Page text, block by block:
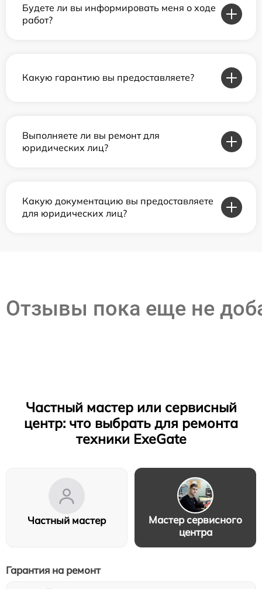
Будете ли вы информировать меня о ходе
работ?
Какую гарантию вы предоставляете?
Выполняете ли вы ремонт для
юридических лиц?
Какую документацию вы предоставляете
для юридических лиц?
Отзывы пока еще не
Частный мастер или сервисный
центр: что выбрать для ремонта
техники ExeGate
Частный мастер
Мастер сервисного
центра
Гарантия на ремонт